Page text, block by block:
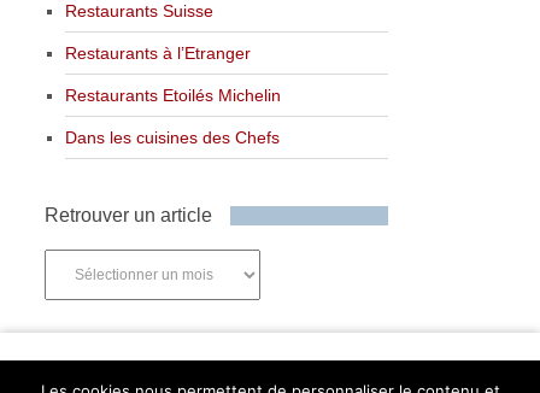
Restaurants Suisse
Restaurants à l’Etranger
Restaurants Etoilés Michelin
Dans les cuisines des Chefs
Retrouver un article